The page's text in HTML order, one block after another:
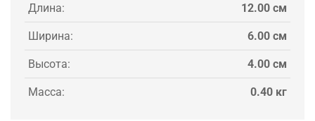
Длина: 12.00 см
Ширина: 6.00 см
Высота: 4.00 см
Масса: 0.40 кг